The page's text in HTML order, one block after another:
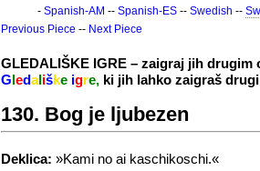
- Spanish-AM -- Spanish-ES -- Swedish --
Previous Piece -- Next Piece
GLEDALIŠKE IGRE – zaigraj jih drugim
Gledališke igre, ki jih lahko zaigraš
130. Bog je ljubezen
Deklica: »Kami no ai kaschikoschi.«